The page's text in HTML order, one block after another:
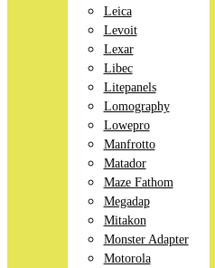
Leica
Levoit
Lexar
Libec
Litepanels
Lomography
Lowepro
Manfrotto
Matador
Maze Fathom
Megadap
Mitakon
Monster Adapter
Motorola